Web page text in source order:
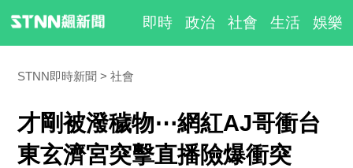
即時 政治 社會 生活 娛樂
STNN即時新聞 社會
才剛被潑穢物⋯網紅AJ哥衝台
東玄濟宮突擊直播險爆衝突